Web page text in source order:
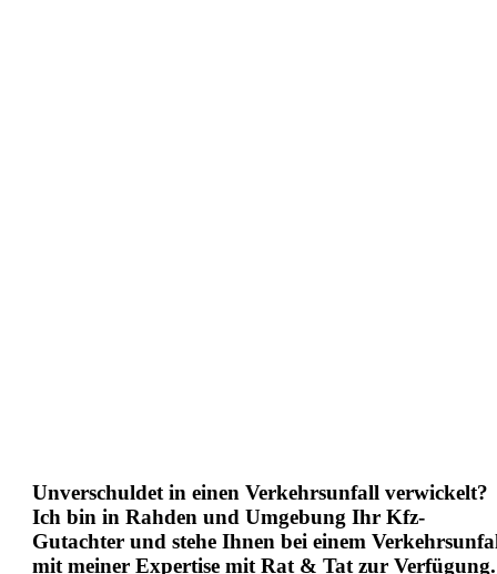
Unverschuldet in einen Verkehrsunfall verwickelt?
Ich bin in Rahden und Umgebung Ihr Kfz-
Gutachter und stehe Ihnen bei einem
mit meiner Expertise mit Rat & Tat zur Verfügung.